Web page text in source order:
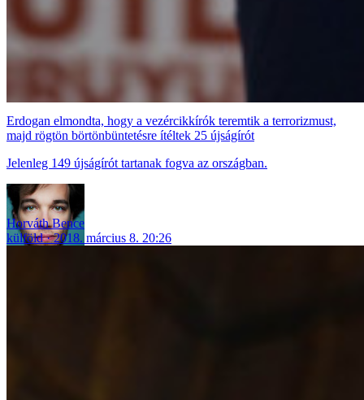
Erdogan elmondta, hogy a vezércikkírók teremtik a terrorizmust,
majd rögtön börtönbüntetésre ítéltek 25 újságírót
Jelenleg 149 újságírót tartanak fogva az országban.
Horváth Bence
külföld
2018. március 8. 20:26